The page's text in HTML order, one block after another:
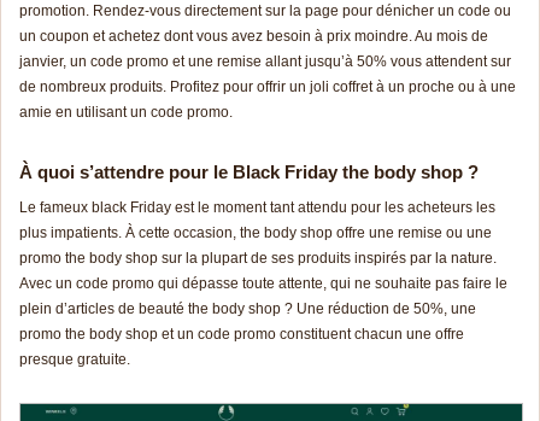
promotion. Rendez-vous directement sur la page pour dénicher un code ou
un coupon et achetez dont vous avez besoin à prix moindre. Au mois de
janvier, un code promo et une remise allant jusqu’à 50% vous attendent sur
de nombreux produits. Profitez pour offrir un joli coffret à un proche ou à une
amie en utilisant un code promo.
À quoi s’attendre pour le Black Friday the body shop ?
Le fameux black Friday est le moment tant attendu pour les acheteurs les
plus impatients. À cette occasion, the body shop offre une remise ou une
promo the body shop sur la plupart de ses produits inspirés par la nature.
Avec un code promo qui dépasse toute attente, qui ne souhaite pas faire le
plein d’articles de beauté the body shop ? Une réduction de 50%, une
promo the body shop et un code promo constituent chacun une offre
presque gratuite.